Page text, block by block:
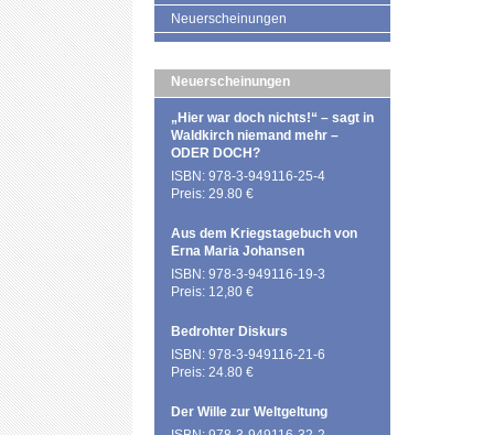
Neuerscheinungen
Neuerscheinungen
„Hier war doch nichts!“ – sagt in
Waldkirch niemand mehr –
ODER DOCH?
ISBN: 978-3-949116-25-4
Preis: 29.80 €
Aus dem Kriegstagebuch von
Erna Maria Johansen
ISBN: 978-3-949116-19-3
Preis: 12,80 €
Bedrohter Diskurs
ISBN: 978-3-949116-21-6
Preis: 24.80 €
Der Wille zur Weltgeltung